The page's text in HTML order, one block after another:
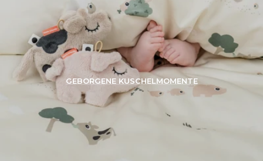
GEBORGENE KUSCHELMOMENTE